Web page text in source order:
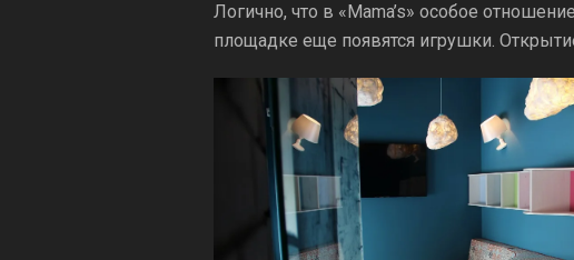
Логично, что в «Mama’s» особое
площадке еще появятся игрушки.